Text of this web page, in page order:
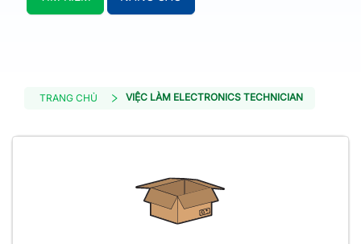
TRANG CHỦ VIỆC LÀM ELECTRONICS TECHNICIAN